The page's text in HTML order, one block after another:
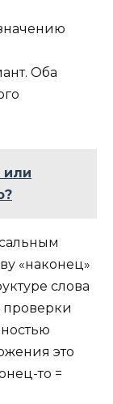
Оба
или
«наконец»
слова
проверки
это
то =